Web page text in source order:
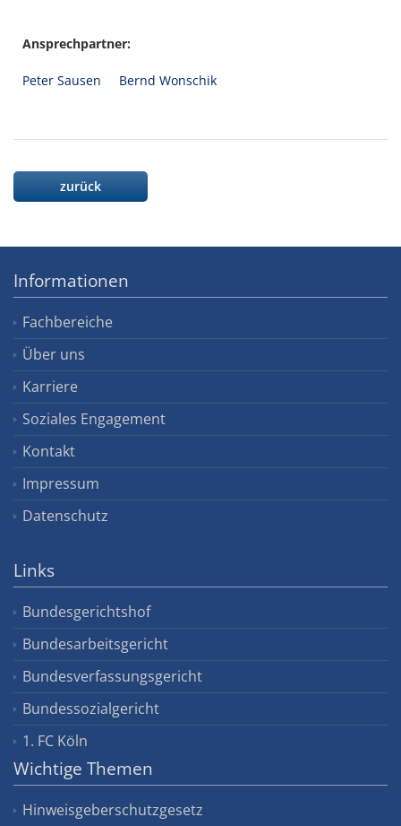
Ansprechpartner:
Peter Sausen Bernd Wonschik
zurück
Informationen
Fachbereiche
Über uns
Karriere
Soziales Engagement
Kontakt
Impressum
Datenschutz
Links
Bundesgerichtshof
Bundesarbeitsgericht
Bundesverfassungsgericht
Bundessozialgericht
1. FC Köln
Wichtige Themen
Hinweisgeberschutzgesetz